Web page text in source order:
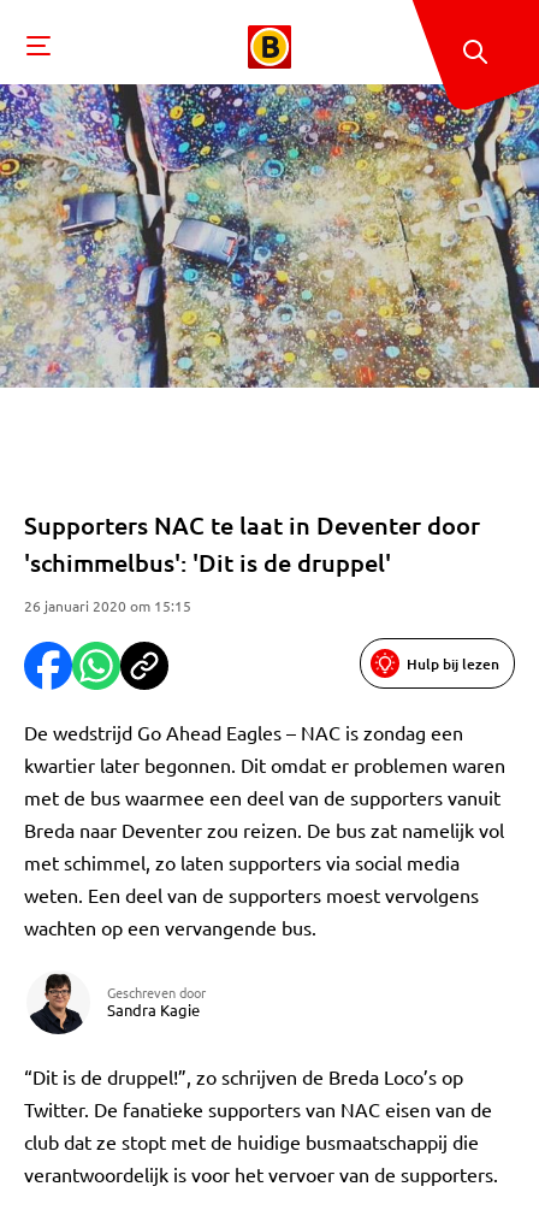
Supporters NAC te laat in Deventer door
'schimmelbus': 'Dit is de druppel'
26 januari 2020 om 15:15
Hulp bij lezen
De wedstrijd Go Ahead Eagles – NAC is zondag een
kwartier later begonnen. Dit omdat er problemen waren
met de bus waarmee een deel van de supporters vanuit
Breda naar Deventer zou reizen. De bus zat namelijk vol
met schimmel, zo laten supporters via social media
weten. Een deel van de supporters moest vervolgens
wachten op een vervangende bus.
Geschreven door
Sandra Kagie
“Dit is de druppel!”, zo schrijven de Breda Loco’s op
Twitter. De fanatieke supporters van NAC eisen van de
club dat ze stopt met de huidige busmaatschappij die
verantwoordelijk is voor het vervoer van de supporters.